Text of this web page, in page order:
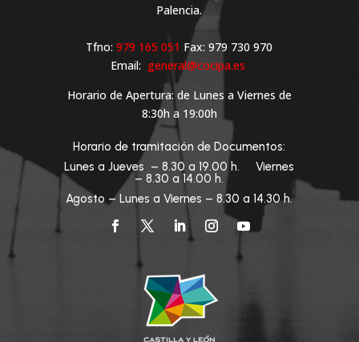
Palencia.
Tfno:979 165 051 Fax: 979 730 970
Email: general@cocipa.es
Horario de Apertura: de Lunes a Viernes de
8:30h a 19:00h
Horario de tramitación de Documentos:
Lunes a Jueves – 8.30 a 19.00 h. Viernes
– 8.30 a 14.00 h.
Agosto – Lunes a Viernes – 8.30 a 14.30 h.